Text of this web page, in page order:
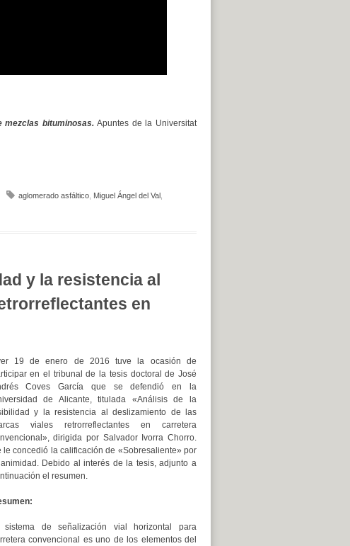
mezclas bituminosas. Apuntes de la Universitat
aglomerado asfáltico, Miguel Ángel del Val,
y la resistencia al
en
19 de enero de 2016 tuve la ocasión de
en el tribunal de la tesis doctoral de José
Coves García que se defendió en la
de Alicante, titulada «Análisis de la
y la resistencia al deslizamiento de las
viales retrorreflectantes en carretera
dirigida por Salvador Ivorra Chorro.
le concedió la calificación de «Sobresaliente» por
Debido al interés de la tesis, adjunto a
el resumen.
sistema de señalización vial horizontal para
convencional es uno de los elementos del